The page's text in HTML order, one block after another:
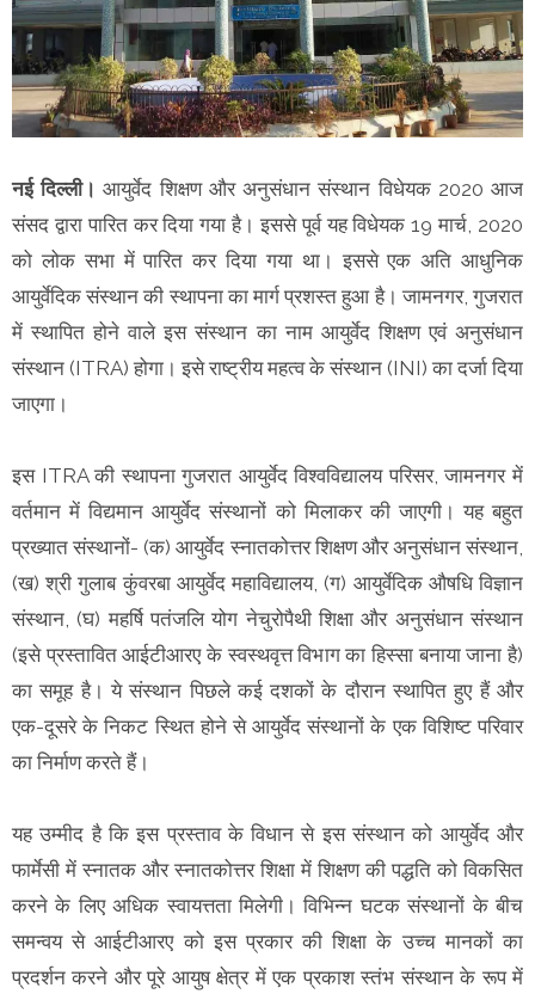
नई दिल्ली।आयुर्वेद शिक्षण और अनुसंधान संस्थान विधेयक 2020 आज
संसद द्वारा पारित कर दिया गया है। इससे पूर्व यह विधेयक 19 मार्च, 2020
को लोक सभा में पारित कर दिया गया था। इससे एक अति आधुनिक
आयुर्वेदिक संस्‍थान की स्‍थापना का मार्ग प्रशस्‍त हुआ है। जामनगर, गुजरात
में स्‍थापित होने वाले इस संस्‍थान का नाम आयुर्वेद शिक्षण एवं अनुसंधान
संस्‍थान (ITRA) होगा। इसे राष्‍ट्रीय महत्‍व के संस्‍थान (INI) का दर्जा दिया
जाएगा।
इस ITRA की स्‍थापना गुजरात आयुर्वेद विश्वविद्यालय परिसर, जामनगर में
वर्तमान में विद्यमान आयुर्वेद संस्थानों को मिलाकर की जाएगी। यह बहुत
प्रख्‍यात संस्‍थानों- (क) आयुर्वेद स्नातकोत्तर शिक्षण और अनुसंधान संस्थान,
(ख) श्री गुलाब कुंवरबा आयुर्वेद महाविद्यालय, (ग) आयुर्वेदिक औषधि विज्ञान
संस्थान, (घ) महर्षि पतंजलि योग नेचुरोपैथी शिक्षा और अनुसंधान संस्थान
(इसे प्रस्तावित आईटीआरए के स्‍वस्‍थवृत्त विभाग का हिस्सा बनाया जाना है)
का समूह है। ये संस्थान पिछले कई दशकों के दौरान स्‍थापित हुए हैं और
एक-दूसरे के निकट स्थित होने से आयुर्वेद संस्थानों के एक विशिष्‍ट परिवार
का निर्माण करते हैं।
यह उम्मीद है कि इस प्रस्ताव के विधान से इस संस्‍थान को आयुर्वेद और
फार्मेसी में स्‍नातक और स्‍नातकोत्तर शिक्षा में शिक्षण की पद्धति को विकसित
करने के लिए अधिक स्‍वायत्तता मिलेगी। विभिन्न घटक संस्थानों के बीच
समन्‍वय से आईटीआरए को इस प्रकार की शिक्षा के उच्‍च मानकों का
प्रदर्शन करने और पूरे आयुष क्षेत्र में एक प्रकाश स्‍तंभ संस्‍थान के रूप में